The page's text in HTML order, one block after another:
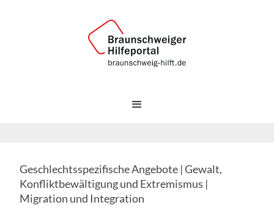
Geschlechtsspezifische Angebote | Gewalt,
Konfliktbewältigung und Extremismus |
Migration und Integration